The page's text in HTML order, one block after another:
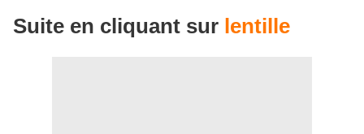
Suite en cliquant sur lentille